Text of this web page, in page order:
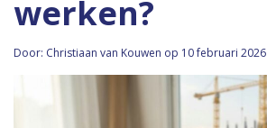
werken?
Door: Christiaan van Kouwen op 10 februari 2026